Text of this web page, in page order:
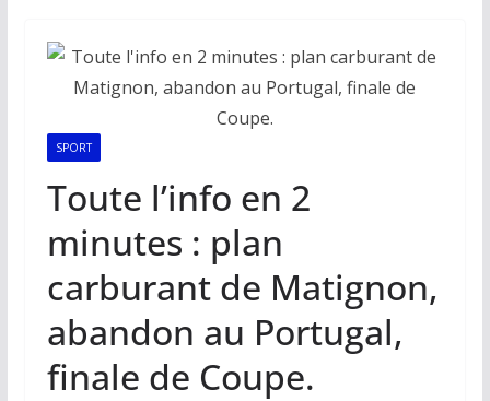
SPORT
Toute l’info en 2
minutes : plan
carburant de Matignon,
abandon au Portugal,
finale de Coupe.